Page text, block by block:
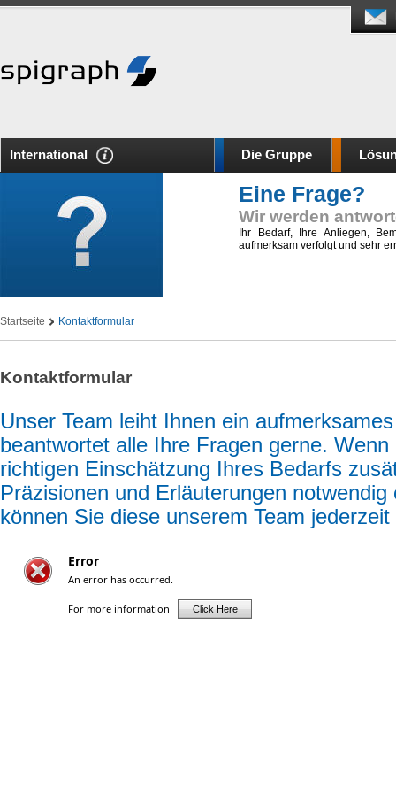
International Die Gruppe
Eine Frage?
Wir werden
Ihr Bedarf, Ihre Anliegen,
aufmerksam verfolgt und sehr
Startseite Kontaktformular
Kontaktformular
Unser Team leiht Ihnen ein
beantwortet alle Ihre Fragen gerne. Wenn
richtigen Einschätzung Ihres Bedarfs
Präzisionen und Erläuterungen notwendig
können Sie diese unserem Team